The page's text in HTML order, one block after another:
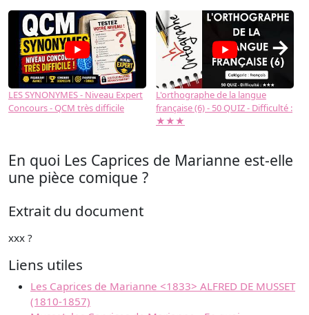
LES SYNONYMES - Niveau Expert
Concours - QCM très difficile
L'orthographe de la langue
française (6) - 50 QUIZ - Difficulté :
★★★
→
En quoi Les Caprices de Marianne est-elle
une pièce comique ?
Extrait du document
xxx ?
Liens utiles
Les Caprices de Marianne <1833> ALFRED DE MUSSET
(1810-1857)